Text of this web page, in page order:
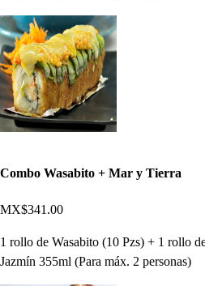
Combo Wasabito + Mar y Tierra
MX$341.00
1 rollo de Wasabito (10 Pzs) + 1 rollo
Jazmín 355ml (Para máx. 2 personas)